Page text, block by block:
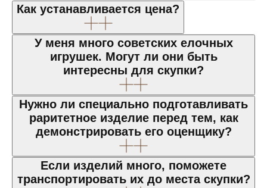
Как устанавливается цена?
У меня много советских елочных
игрушек. Могут ли они быть
интересны для скупки?
Нужно ли специально подготавливать
раритетное изделие перед тем, как
демонстрировать его оценщику?
Если изделий много, поможете
транспортировать их до места скупки?